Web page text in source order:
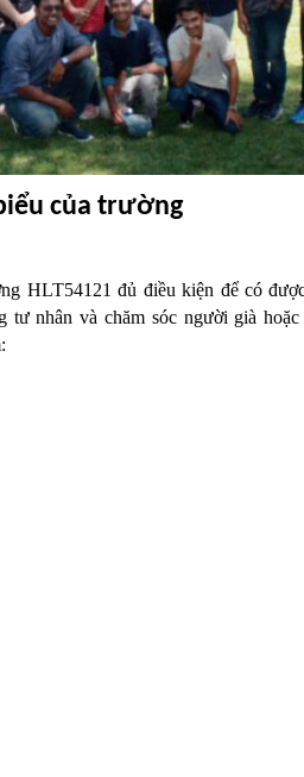
của trường
HLT54121 đủ điều kiện để có
nhân và chăm sóc người già